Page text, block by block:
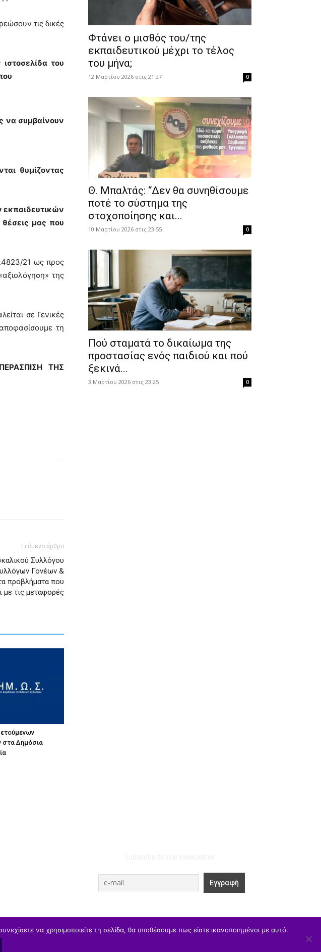
τις δικές
του
να συμβαίνουν
θυμίζοντας
εκπαιδευτικών
θέσεις μας που
21 ως προς
της
σε Γενικές
τη
ΤΗΣ
Επόμενο άρθρο
Συλλόγου
Γονέων &
προβλήματα που
με τις μεταφορές
στα Δημόσια
Φτάνει ο μισθός του/της
εκπαιδευτικού μέχρι το τέλος
του μήνα;
12 Μαρτίου 2026 στις 21:27 0
Θ. Μπαλτάς: “Δεν θα συνηθίσουμε
ποτέ το σύστημα της
στοχοποίησης και...
10 Μαρτίου 2026 στις 23:55 0
Πού σταματά το δικαίωμα της
προστασίας ενός παιδιού και πού
ξεκινά...
3 Μαρτίου 2026 στις 23:25 0
να χρησιμοποιείτε τη σελίδα, θα υποθέσουμε πως είστε ικανοποιημένοι με αυτό.